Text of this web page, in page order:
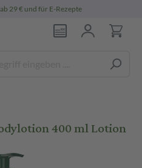
ab 29 € und für E-Rezepte
400 ml Lotion